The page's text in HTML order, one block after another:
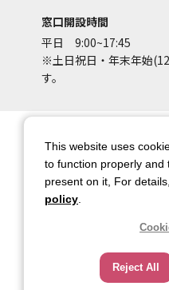
窓口開設時間
平日 9:00~17:45
※土日祝日・年末年始
す。
サイトマップ
アカウントポリシー
著作権について
都庁総合ページへのリンク
ト
This website uses
to function properly and
present on it, For
policy
Reject All